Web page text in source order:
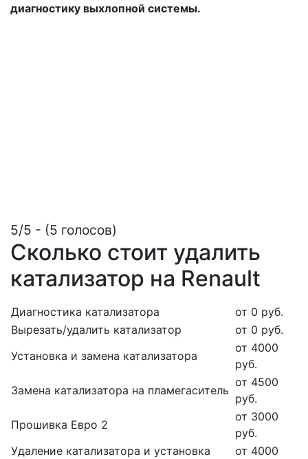
диагностику выхлопной системы.
5/5 - (5 голосов)
Сколько стоит удалить
катализатор на Renault
Диагностика катализатора
от 0 руб.
Вырезать/удалить катализатор
от 0 руб.
Установка и замена катализатора
от 4000
руб.
Замена катализатора на пламегаситель
от 4500
руб.
Прошивка Евро 2
от 3000
руб.
Удаление катализатора и установка
от 4000